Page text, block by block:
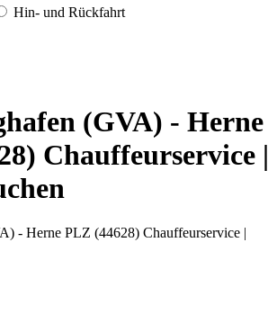
Hin- und Rückfahrt
(GVA) - Herne
Chauffeurservice |
- Herne PLZ (44628) Chauffeurservice |